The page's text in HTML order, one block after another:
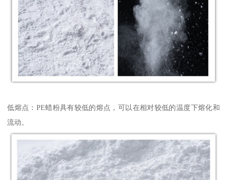
低熔点：PE蜡粉具有较低的熔点，可以在相对较低的温度下熔化和
流动。